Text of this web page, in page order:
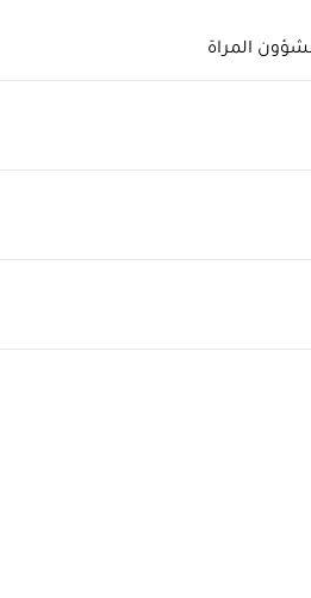
المراة